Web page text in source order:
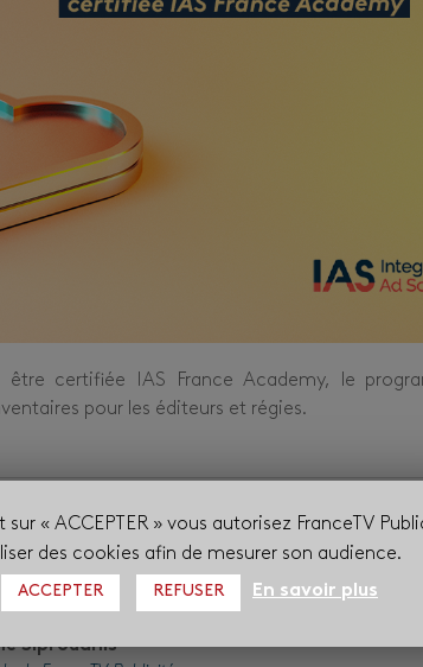
être certifiée IAS France Academy, le
pour les éditeurs et régies.
de labellisation et de certification par des tiers de
notre expertise à accompagner tous nos
responsables.
Siproudhis
sur « ACCEPTER » vous autorisez FranceTV
des cookies afin de mesurer son audience.
ACCEPTER REFUSER En savoir plus